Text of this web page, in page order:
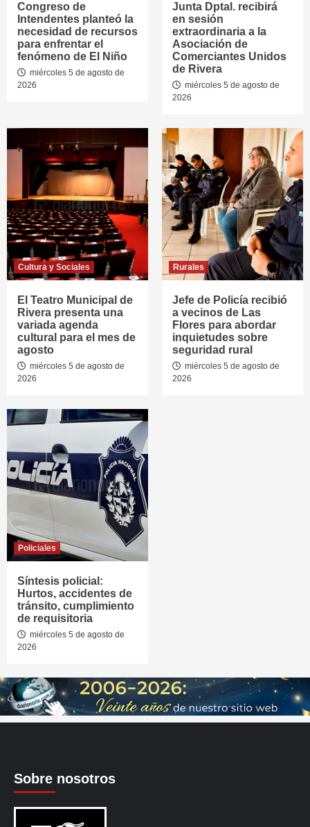
Congreso de
Intendentes planteó la
necesidad de recursos
para enfrentar el
fenómeno de El Niño
miércoles 5 de agosto de
2026
Junta Dptal. recibirá
en sesión
extraordinaria a la
Asociación de
Comerciantes Unidos
de Rivera
miércoles 5 de agosto de
2026
Cultura y Sociales
El Teatro Municipal de
Rivera presenta una
variada agenda
cultural para el mes de
agosto
miércoles 5 de agosto de
2026
Rurales
Jefe de Policía recibió
a vecinos de Las
Flores para abordar
inquietudes sobre
seguridad rural
miércoles 5 de agosto de
2026
Policiales
Síntesis policial:
Hurtos, accidentes de
tránsito, cumplimiento
de requisitoria
miércoles 5 de agosto de
2026
Sobre nosotros